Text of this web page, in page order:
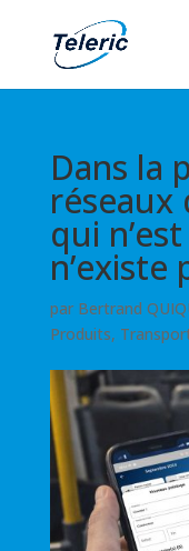
Dans la
réseaux
qui
n’existe
par Bertrand
Produits,